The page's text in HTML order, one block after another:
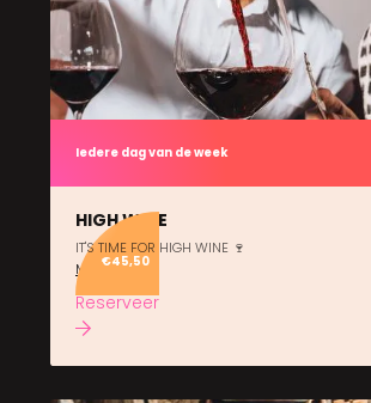
Iedere dag van de week
€45,50
HIGH WINE
IT'S TIME FOR HIGH WINE 🍷
Meer info
Reserveer